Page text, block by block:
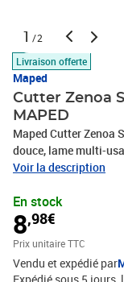
1 /2
Livraison offerte
Maped
Cutter Zenoa
MAPED
Maped Cutter Zenoa
douce, lame multi-
integré, poussoir à
Voir la description
En stock
8,98€
Prix unitaire TTC
Vendu et expédié par